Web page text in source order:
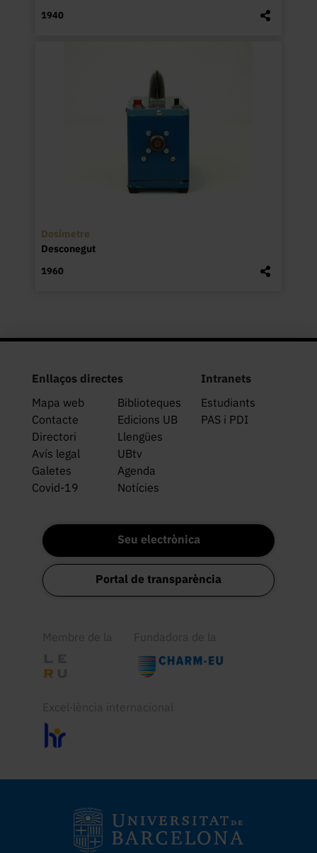
1940
Dosímetre
Desconegut
1960
Enllaços directes
Mapa web
Biblioteques
Contacte
Edicions UB
Directori
Llengües
Avís legal
UBtv
Galetes
Agenda
Covid-19
Notícies
Intranets
Estudiants
PAS i PDI
Seu electrònica
Portal de transparència
Membre de la Fundadora de la
Excel·lència internacional